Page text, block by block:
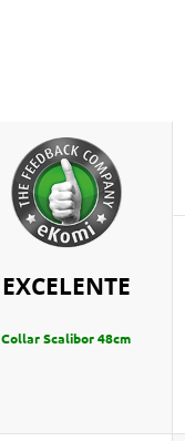
EXCELENTE
Collar Scalibor 48cm